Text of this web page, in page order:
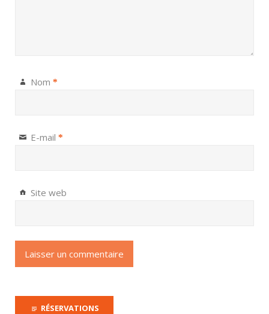
Nom *
E-mail *
Site web
RÉSERVATIONS